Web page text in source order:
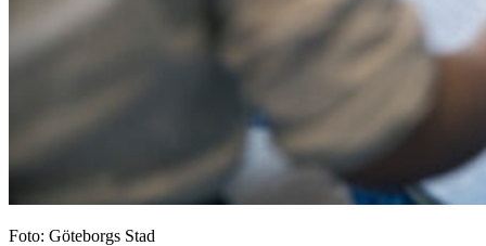
Foto: Göteborgs Stad